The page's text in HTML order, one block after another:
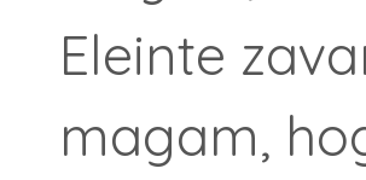
Eleinte
magam,